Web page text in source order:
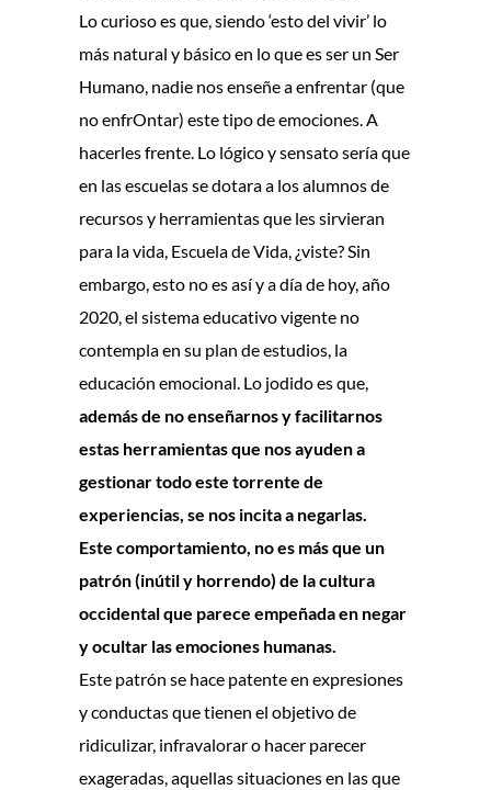
Lo curioso es que, siendo ‘esto del vivir’ lo
más natural y básico en lo que es ser un Ser
Humano, nadie nos enseñe a enfrentar (que
no enfrOntar) este tipo de emociones. A
hacerles frente. Lo lógico y sensato sería que
en las escuelas se dotara a los alumnos de
recursos y herramientas que les sirvieran
para la vida, Escuela de Vida, ¿viste? Sin
embargo, esto no es así y a día de hoy, año
2020, el sistema educativo vigente no
contempla en su plan de estudios, la
educación emocional. Lo jodido es que,
además de no enseñarnos y facilitarnos
estas herramientas que nos ayuden a
gestionar todo este torrente de
experiencias, se nos incita a negarlas.
Este comportamiento, no es más que un
patrón (inútil y horrendo) de la cultura
occidental que parece empeñada en negar
y ocultar las emociones humanas.
Este patrón se hace patente en expresiones
y conductas que tienen el objetivo de
ridiculizar, infravalorar o hacer parecer
exageradas, aquellas situaciones en las que